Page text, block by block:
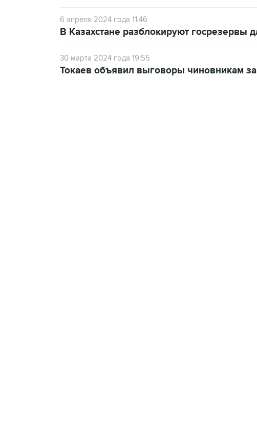
6 апреля 2024 года 11:46
В Казахстане разблокируют госрезервы
30 марта 2024 года 19:55
Токаев объявил выговоры чиновникам